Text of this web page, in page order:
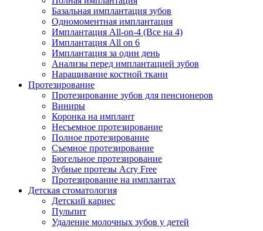
Базальная имплантация зубов
Одномоментная имплантация
Имплантация All-on-4 (Все на 4)
Имплантация All on 6
Имплантация за один день
Анализы перед имплантацией зубов
Наращивание костной ткани
Протезирование
Протезирование зубов для пенсионеров
Виниры
Коронка на имплант
Несъемное протезирование
Полное протезирование
Съемное протезирование
Бюгельное протезирование
Зубные протезы Acry Free
Протезирование на имплантах
Детская стоматология
Детский кариес
Пульпит
Удаление молочных зубов у детей